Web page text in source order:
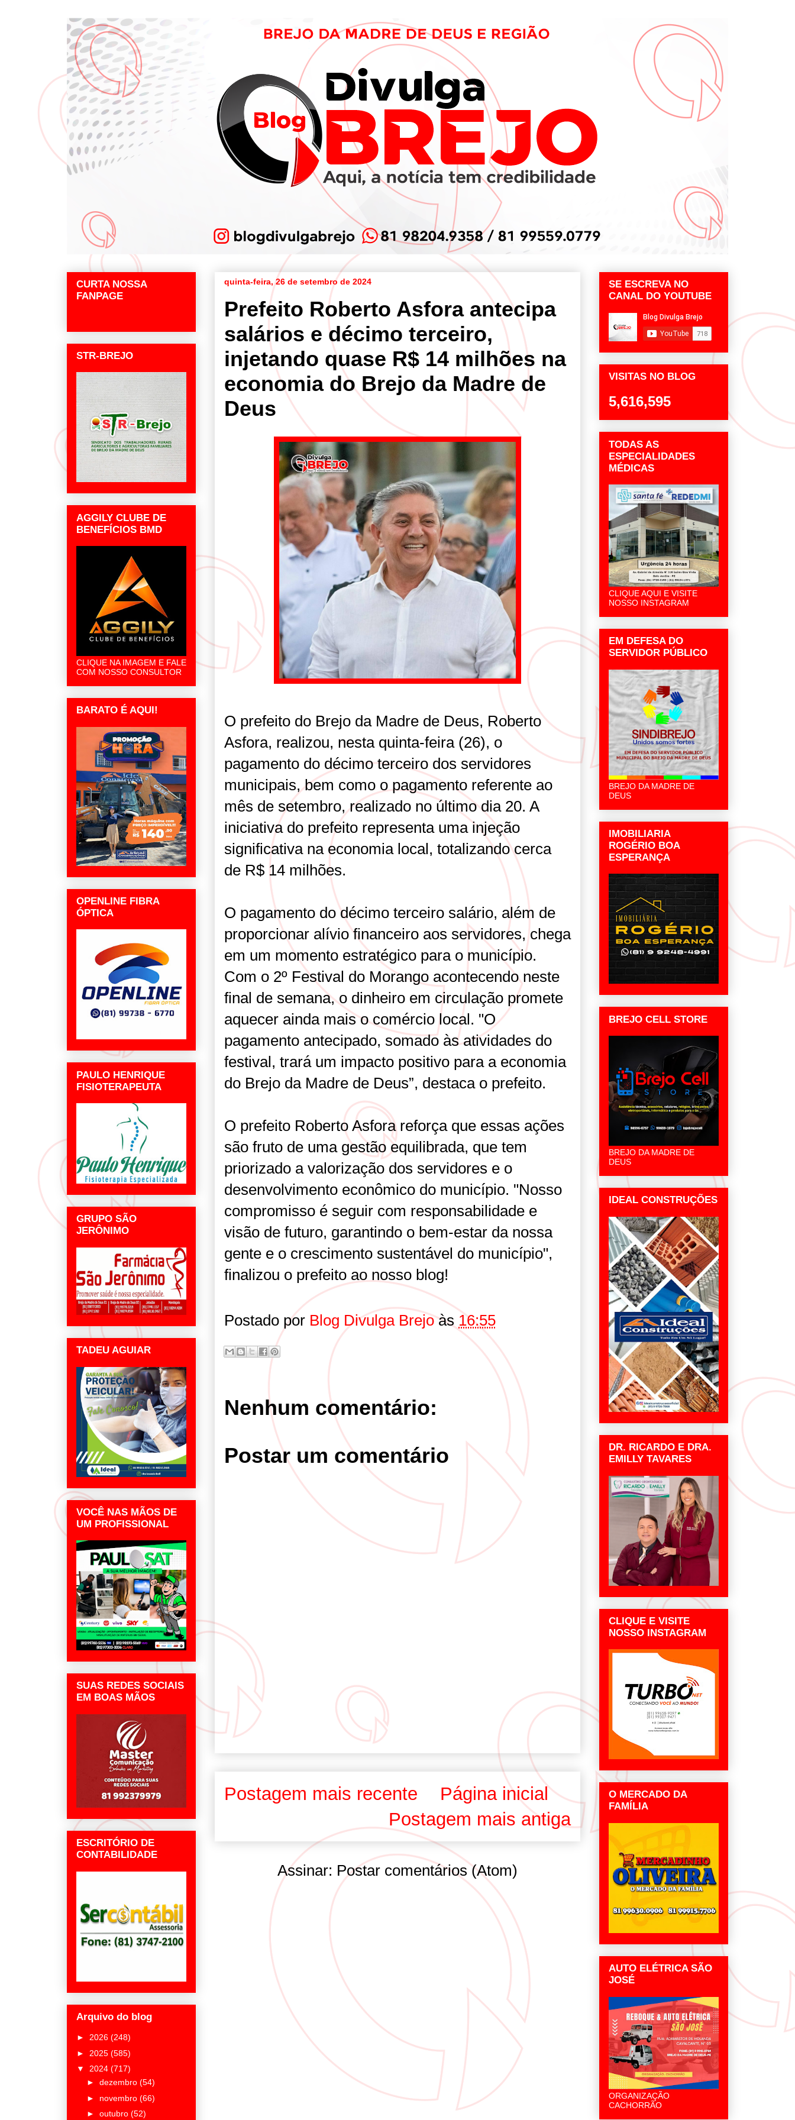
quinta-feira, 26 de setembro de 2024
Prefeito Roberto Asfora antecipa
salários e décimo terceiro,
injetando quase R$ 14 milhões na
economia do Brejo da Madre de
Deus
O prefeito do Brejo da Madre de Deus, Roberto
Asfora, realizou, nesta quinta-feira (26), o
pagamento do décimo terceiro dos servidores
municipais, bem como o pagamento referente ao
mês de setembro, realizado no último dia 20. A
iniciativa do prefeito representa uma injeção
significativa na economia local, totalizando cerca
de R$ 14 milhões.
O pagamento do décimo terceiro salário, além de
proporcionar alívio financeiro aos servidores, chega
em um momento estratégico para o município.
Com o 2º Festival do Morango acontecendo neste
final de semana, o dinheiro em circulação promete
aquecer ainda mais o comércio local. "O
pagamento antecipado, somado às atividades do
festival, trará um impacto positivo para a economia
do Brejo da Madre de Deus”, destaca o prefeito.
O prefeito Roberto Asfora reforça que essas ações
são fruto de uma gestão equilibrada, que tem
priorizado a valorização dos servidores e o
desenvolvimento econômico do município. "Nosso
compromisso é seguir com responsabilidade e
visão de futuro, garantindo o bem-estar da nossa
gente e o crescimento sustentável do município",
finalizou o prefeito ao nosso blog!
Postado por Blog Divulga Brejo às 16:55
Nenhum comentário:
Postar um comentário
Postagem mais recente
Postagem mais antiga
Página inicial
Assinar: Postar comentários (Atom)
CURTA NOSSA
FANPAGE
STR-BREJO
AGGILY CLUBE DE
BENEFÍCIOS BMD
CLIQUE NA IMAGEM E FALE
COM NOSSO CONSULTOR
BARATO É AQUI!
OPENLINE FIBRA
ÓPTICA
PAULO HENRIQUE
FISIOTERAPEUTA
GRUPO SÃO
JERÔNIMO
TADEU AGUIAR
VOCÊ NAS MÃOS DE
UM PROFISSIONAL
SUAS REDES SOCIAIS
EM BOAS MÃOS
ESCRITÓRIO DE
CONTABILIDADE
Arquivo do blog
► 2026 (248)
► 2025 (585)
▼ 2024 (717)
► dezembro (54)
► novembro (66)
► outubro (52)
SE ESCREVA NO
CANAL DO YOUTUBE
VISITAS NO BLOG
5,616,595
TODAS AS
ESPECIALIDADES
MÉDICAS
CLIQUE AQUI E VISITE
NOSSO INSTAGRAM
EM DEFESA DO
SERVIDOR PÚBLICO
BREJO DA MADRE DE
DEUS
IMOBILIARIA
ROGÉRIO BOA
ESPERANÇA
BREJO CELL STORE
BREJO DA MADRE DE
DEUS
IDEAL CONSTRUÇÕES
DR. RICARDO E DRA.
EMILLY TAVARES
CLIQUE E VISITE
NOSSO INSTAGRAM
O MERCADO DA
FAMÍLIA
AUTO ELÉTRICA SÃO
JOSÉ
ORGANIZAÇÃO
CACHORRÃO